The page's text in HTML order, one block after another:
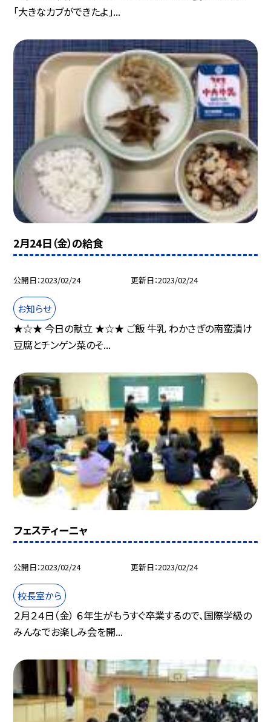
「大きなカブができたよ」...
2月24日（金）の給食
公開日 2023/02/24 更新日 2023/02/24
お知らせ
★☆★ 今日の献立 ★☆★ ご飯 牛乳 わかさぎの南蛮漬け
豆腐とチンゲン菜のそ...
フェスティーニャ
公開日 2023/02/24 更新日 2023/02/24
校長室から
２月２４日（金） ６年生がもうすぐ卒業するので、国際学級の
みんなでお楽しみ会を開...